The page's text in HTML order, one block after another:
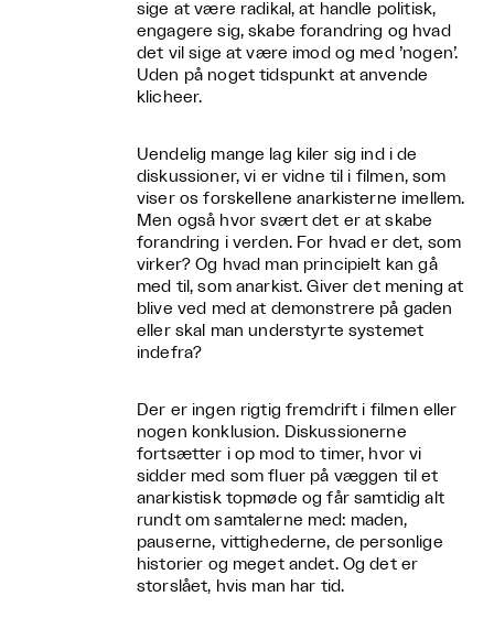
sige at være radikal, at handle politisk,
engagere sig, skabe forandring og hvad
det vil sige at være imod og med ’nogen’.
Uden på noget tidspunkt at anvende
klicheer.
Uendelig mange lag kiler sig ind i de
diskussioner, vi er vidne til i filmen, som
viser os forskellene anarkisterne imellem.
Men også hvor svært det er at skabe
forandring i verden. For hvad er det, som
virker? Og hvad man principielt kan gå
med til, som anarkist. Giver det mening at
blive ved med at demonstrere på gaden
eller skal man understyrte systemet
indefra?
Der er ingen rigtig fremdrift i filmen eller
nogen konklusion. Diskussionerne
fortsætter i op mod to timer, hvor vi
sidder med som fluer på væggen til et
anarkistisk topmøde og får samtidig alt
rundt om samtalerne med: maden,
pauserne, vittighederne, de personlige
historier og meget andet. Og det er
storslået, hvis man har tid.